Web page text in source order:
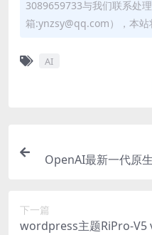
3089659733与我们联系处
箱:ynzsy@qq.com），本站
AI
OpenAI最新一代原
下一篇
wordpress主题RiPro-V5